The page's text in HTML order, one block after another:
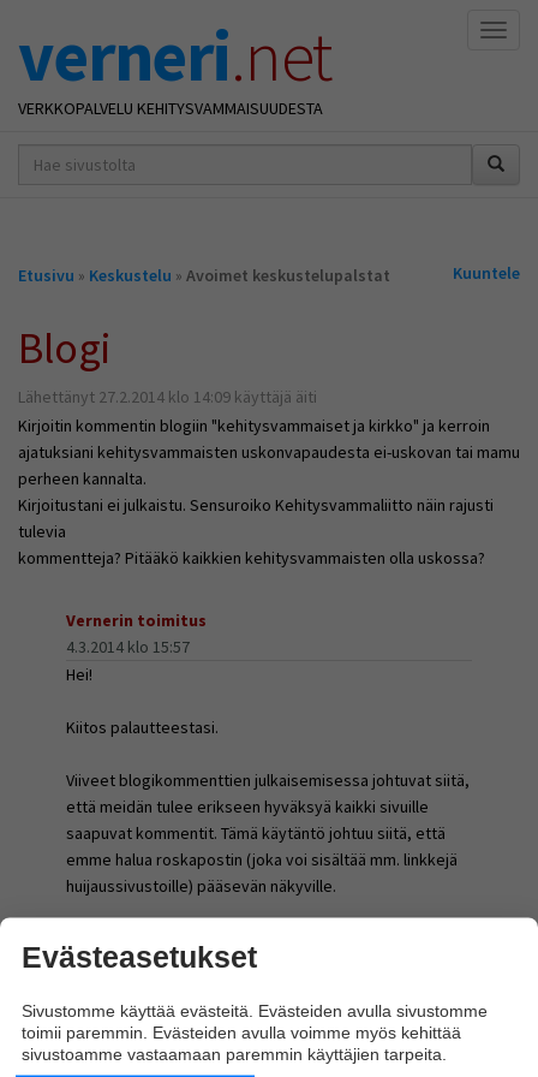
verneri.net
VERKKOPALVELU KEHITYSVAMMAISUUDESTA
hakusana(t)
Olet
Etusivu » Keskustelu » Avoimet keskustelupalstat Kuuntele
Blogi
Lähettänyt 27.2.2014 klo 14:09 käyttäjä äiti
Kirjoitin kommentin blogiin "kehitysvammaiset ja kirkko" ja kerroin
ajatuksiani kehitysvammaisten uskonvapaudesta ei-uskovan tai mamu
perheen kannalta.
Kirjoitustani ei julkaistu. Sensuroiko Kehitysvammaliitto näin rajusti
tulevia
kommentteja? Pitääkö kaikkien kehitysvammaisten olla uskossa?
Vernerin toimitus
4.3.2014 klo 15:57
Hei!
Kiitos palautteestasi.
Viiveet blogikommenttien julkaisemisessa johtuvat siitä,
että meidän tulee erikseen hyväksyä kaikki sivuille
saapuvat kommentit. Tämä käytäntö johtuu siitä, että
emme halua roskapostin (joka voi sisältää mm. linkkejä
huijaussivustoille) pääsevän näkyville.
sähköpostiosoite oli vaihtunut, eikä hän näin ollen ollut
tavallista suurempi.
Sensuurista ei siis ollut kysymys.
Evästeasetukset
Sivustomme käyttää evästeitä. Evästeiden avulla sivustomme
toimii paremmin. Evästeiden avulla voimme myös kehittää
sivustoamme vastaamaan paremmin käyttäjien tarpeita.